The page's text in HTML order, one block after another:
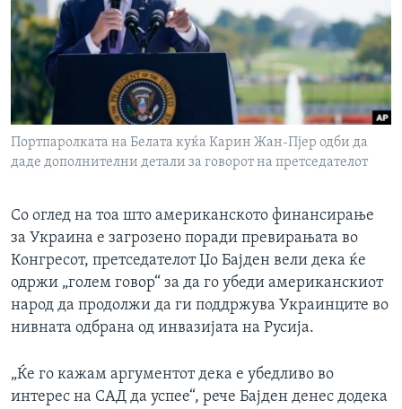
ИНТЕРВЈУА
Јазици
Портпаролката на Белата куќа Карин Жан-Пјер одби да
даде дополнителни детали за говорот на претседателот
Со оглед на тоа што американското финансирање
за Украина е загрозено поради превирањата во
Конгресот, претседателот Џо Бајден вели дека ќе
одржи „голем говор“ за да го убеди американскиот
народ да продолжи да ги поддржува Украинците во
нивната одбрана од инвазијата на Русија.
„Ќе го кажам аргументот дека е убедливо во
интерес на САД да успее“, рече Бајден денес додека